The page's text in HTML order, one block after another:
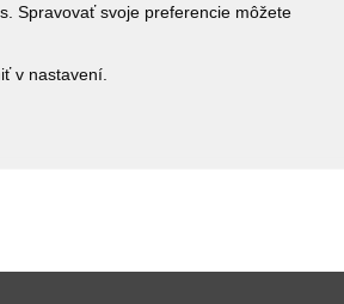
Spravovať svoje preferencie môžete
v nastavení.